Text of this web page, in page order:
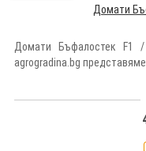
Домати
Домати Бъфалостек F1
agrogradina.bg